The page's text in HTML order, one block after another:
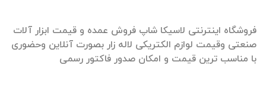
فروشگاه اینترنتی لاسیکا شاپ فروش عمده و قیمت ابزار آلات
صنعتی وقیمت لوازم الکتریکی لاله زار بصورت آنلاین وحضوری
با مناسب ترین قیمت و امکان صدور فاکتور رسمی